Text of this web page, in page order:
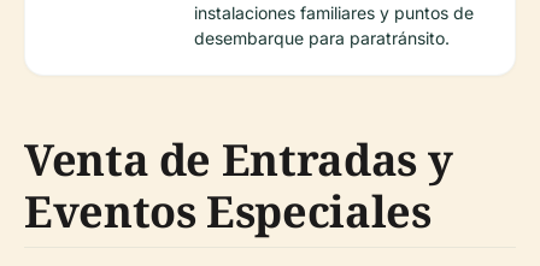
instalaciones familiares y puntos de
desembarque para paratránsito.
Venta de Entradas y
Eventos Especiales